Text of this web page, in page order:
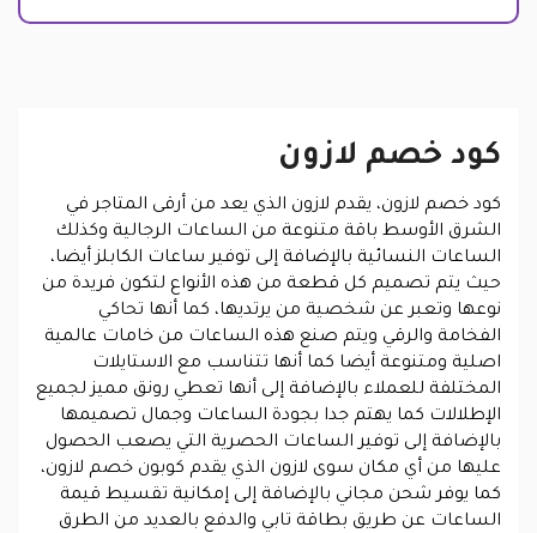
كود خصم لازون
كود خصم لازون، يقدم لازون الذي يعد من أرقى المتاجر في
الشرق الأوسط باقة متنوعة من الساعات الرجالية وكذلك
الساعات النسائية بالإضافة إلى توفير ساعات الكابلز أيضا،
حيث يتم تصميم كل قطعة من هذه الأنواع لتكون فريدة من
نوعها وتعبر عن شخصية من يرتديها، كما أنها تحاكي
الفخامة والرقي ويتم صنع هذه الساعات من خامات عالمية
اصلية ومتنوعة أيضا كما أنها تتناسب مع الاستايلات
المختلفة للعملاء بالإضافة إلى أنها تعطي رونق مميز لجميع
الإطلالات كما يهتم جدا بجودة الساعات وجمال تصميمها
بالإضافة إلى توفير الساعات الحصرية التي يصعب الحصول
عليها من أي مكان سوى لازون الذي يقدم كوبون خصم لازون،
كما يوفر شحن مجاني بالإضافة إلى إمكانية تقسيط قيمة
الساعات عن طريق بطاقة تابي والدفع بالعديد من الطرق